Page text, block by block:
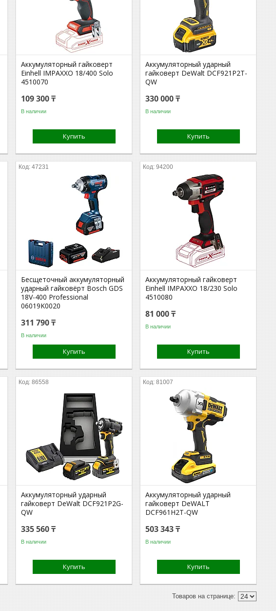
Аккумуляторный гайковерт
Einhell IMPAXXO 18/400 Solo
4510070
109 300 ₸
В наличии
Купить
Аккумуляторный ударный
гайковерт DeWalt DCF921P2T-
QW
330 000 ₸
В наличии
Купить
47231
Бесщеточный аккумуляторный
ударный гайковёрт Bosch GDS
18V-400 Professional
06019K0020
311 790 ₸
В наличии
Купить
94200
Аккумуляторный гайковерт
Einhell IMPAXXO 18/230 Solo
4510080
81 000 ₸
В наличии
Купить
86558
Аккумуляторный ударный
гайковерт DeWalt DCF921P2G-
QW
335 560 ₸
В наличии
Купить
81007
Аккумуляторный ударный
гайковерт DeWALT
DCF961H2T-QW
503 343 ₸
В наличии
Купить